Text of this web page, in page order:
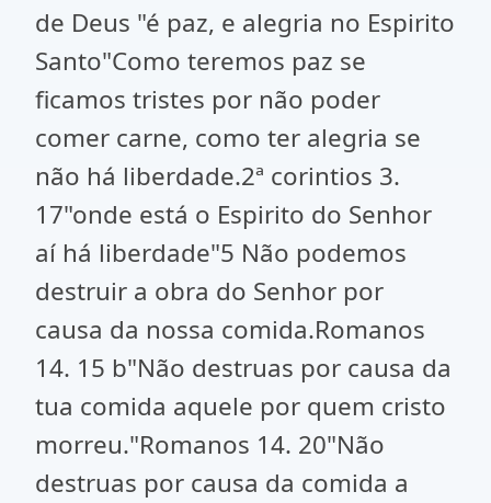
de Deus "é paz, e alegria no Espirito
Santo"Como teremos paz se
ficamos tristes por não poder
comer carne, como ter alegria se
não há liberdade.2ª corintios 3.
17"onde está o Espirito do Senhor
aí há liberdade"5 Não podemos
destruir a obra do Senhor por
causa da nossa comida.Romanos
14. 15 b"Não destruas por causa da
tua comida aquele por quem cristo
morreu."Romanos 14. 20"Não
destruas por causa da comida a